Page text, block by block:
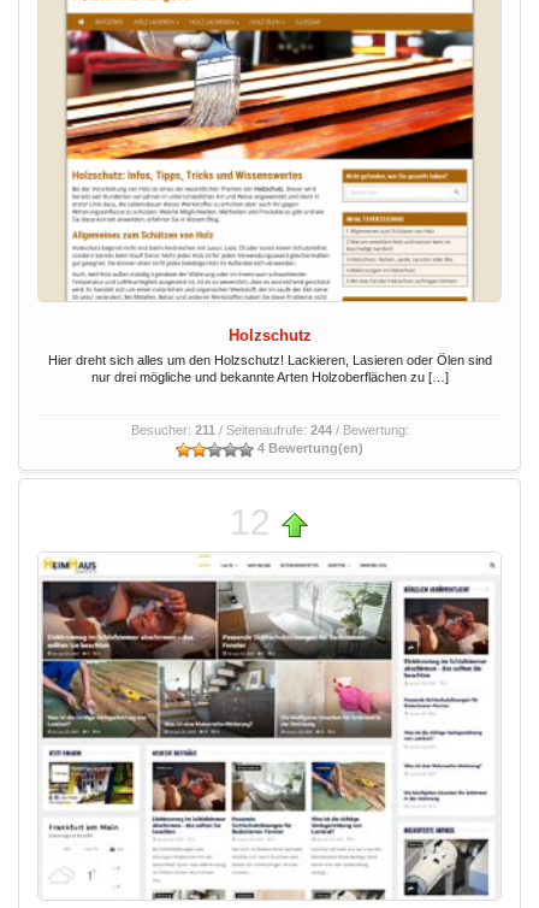
Holzschutz
Hier dreht sich alles um den Holzschutz! Lackieren, Lasieren oder Ölen sind
nur drei mögliche und bekannte Arten Holzoberflächen zu […]
Besucher: 211 / Seitenaufrufe: 244/ Bewertung:
4 Bewertung(en)
12